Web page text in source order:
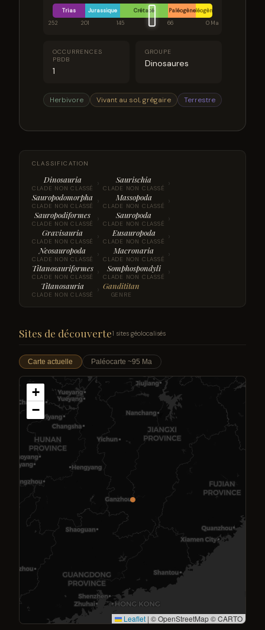
Trias Jurassique Crétacé PaléogèneNéogène
252
201 145 66 0 Ma
OCCURRENCES
PBDB
1
GROUPE
Dinosaures
Herbivore Vivant au sol, grégaire Terrestre
CLASSIFICATION
Dinosauria
CLADE NON CLASSÉ › Saurischia
CLADE NON CLASSÉ ›
Sauropodomorpha
CLADE NON CLASSÉ › Massopoda
CLADE NON CLASSÉ ›
Sauropodiformes
CLADE NON CLASSÉ › Sauropoda
CLADE NON CLASSÉ ›
Gravisauria
CLADE NON CLASSÉ › Eusauropoda
CLADE NON CLASSÉ ›
Neosauropoda
CLADE NON CLASSÉ › Macronaria
CLADE NON CLASSÉ ›
Titanosauriformes
CLADE NON CLASSÉ › Somphospondyli
CLADE NON CLASSÉ ›
Titanosauria
CLADE NON CLASSÉ › Gandititan
GENRE
Sites de découverte1 sites géolocalisés
Carte actuelle Paléocarte ~95 Ma
+
−
Leaflet | © OpenStreetMap © CARTO